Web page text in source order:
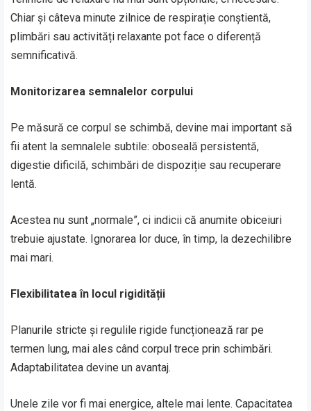
Chiar și câteva minute zilnice de respirație conștientă,
plimbări sau activități relaxante pot face o diferență
semnificativă.
Monitorizarea semnalelor corpului
Pe măsură ce corpul se schimbă, devine mai important să
fii atent la semnalele subtile: oboseală persistentă,
digestie dificilă, schimbări de dispoziție sau recuperare
lentă.
Acestea nu sunt „normale”, ci indicii că anumite obiceiuri
trebuie ajustate. Ignorarea lor duce, în timp, la dezechilibre
mai mari.
Flexibilitatea în locul rigidității
Planurile stricte și regulile rigide funcționează rar pe
termen lung, mai ales când corpul trece prin schimbări.
Adaptabilitatea devine un avantaj.
Unele zile vor fi mai energice, altele mai lente. Capacitatea